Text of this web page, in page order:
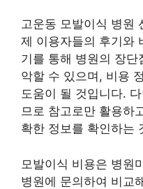
고운동 모발이식 병원
제 이용자들의 후기와
기를 통해 병원의 장
악할 수 있으며, 비용
도움이 될 것입니다.
므로 참고로만 활용하
확한 정보를 확인하는
모발이식 비용은 병원
병원에 문의하여 비교